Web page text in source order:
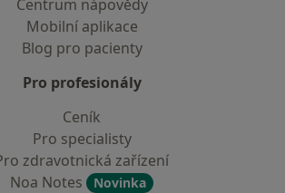
Centrum nápovědy
Mobilní aplikace
Blog pro pacienty
Pro profesionály
Ceník
Pro specialisty
zdravotnická zařízení
Noa Notes
Novinka